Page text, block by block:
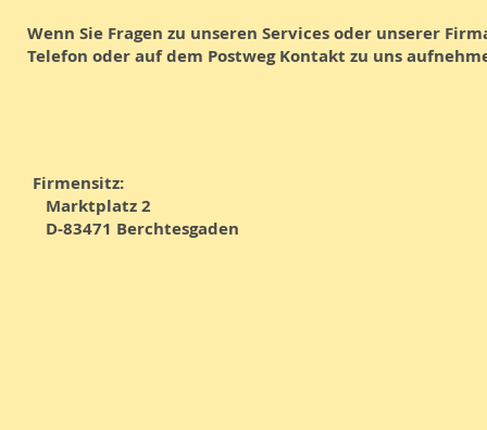
Wenn Sie Fragen zu unseren Services oder unserer
Telefon oder auf dem Postweg Kontakt zu uns
Firmensitz:
Marktplatz 2
D-83471 Berchtesgaden